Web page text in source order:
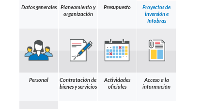
Datos generales
Planeamiento y
organización
Presupuesto
Proyectos de
inversión e
Infobras
Personal
Contratación de
bienes y servicios
Actividades
oficiales
Acceso a la
información